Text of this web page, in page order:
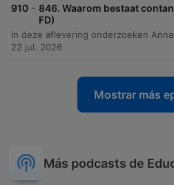
910 - 846. Waarom bestaat
FD)
22 jul. 2026
Mostrar más
Más podcasts de